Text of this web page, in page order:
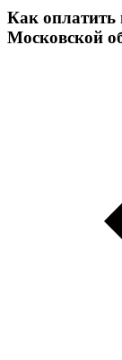
Как оплатить
Московской